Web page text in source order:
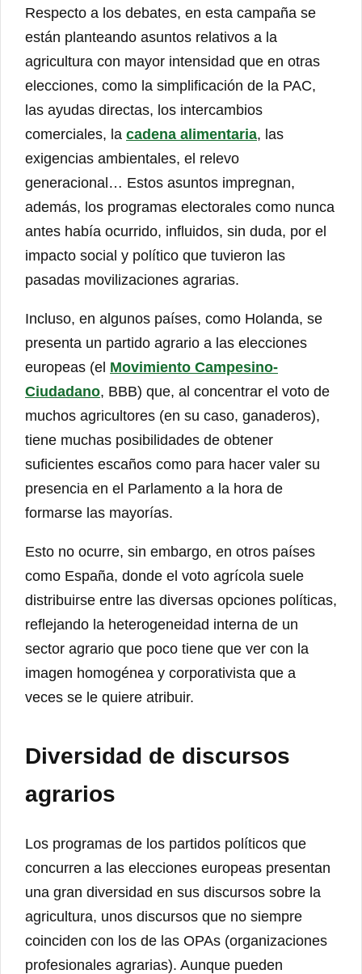
Respecto a los debates, en esta campaña se
están planteando asuntos relativos a la
agricultura con mayor intensidad que en otras
elecciones, como la simplificación de la PAC,
las ayudas directas, los intercambios
comerciales, la cadena alimentaria, las
exigencias ambientales, el relevo
generacional… Estos asuntos impregnan,
además, los programas electorales como nunca
antes había ocurrido, influidos, sin duda, por el
impacto social y político que tuvieron las
pasadas movilizaciones agrarias.
Incluso, en algunos países, como Holanda, se
presenta un partido agrario a las elecciones
europeas (el Movimiento Campesino-
Ciudadano, BBB) que, al concentrar el voto de
muchos agricultores (en su caso, ganaderos),
tiene muchas posibilidades de obtener
suficientes escaños como para hacer valer su
presencia en el Parlamento a la hora de
formarse las mayorías.
Esto no ocurre, sin embargo, en otros países
como España, donde el voto agrícola suele
distribuirse entre las diversas opciones políticas,
reflejando la heterogeneidad interna de un
sector agrario que poco tiene que ver con la
imagen homogénea y corporativista que a
veces se le quiere atribuir.
Diversidad de discursos
agrarios
Los programas de los partidos políticos que
concurren a las elecciones europeas presentan
una gran diversidad en sus discursos sobre la
agricultura, unos discursos que no siempre
coinciden con los de las OPAs (organizaciones
profesionales agrarias). Aunque pueden